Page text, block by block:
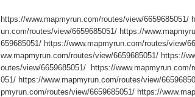
https://www.mapmyrun.com/routes/view/
un.com/routes/view/6659685051/ https://
659685051/ https://www.mapmyrun.com/routes/view/
ww.mapmyrun.com/routes/view/6659685051/ https://
outes/view/6659685051/ https://
051/ https://www.mapmyrun.com/routes/view/
pmyrun.com/routes/view/6659685051/ https://